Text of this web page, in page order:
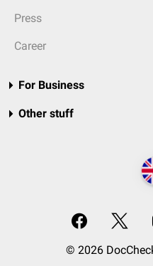
Press
Career
For Business
Other stuff
© 2026